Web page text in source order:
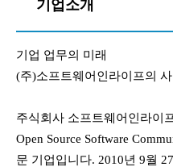
기업소개
기업 업무의 미래
(주)소프트웨어인라이프의 사
주식회사 소프트웨어인라이
Open Source Software
문 기업입니다. 2010년 9월